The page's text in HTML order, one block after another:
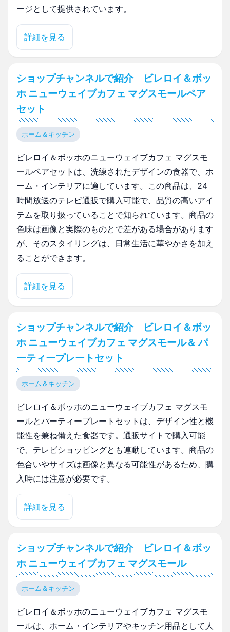
ージとして提供されています。
詳細を見る
ショップチャンネルで紹介 ビレロイ＆ボッ
ホ ニューウェイブカフェ マグスモールペア
セット
ホーム＆キッチン
ビレロイ＆ボッホのニューウェイブカフェ マグスモ
ールペアセットは、洗練されたデザインの食器で、ホ
ーム・インテリアに適しています。この商品は、24
時間放送のテレビ通販で購入可能で、品質の高いアイ
テムを取り扱っていることで知られています。商品の
色味は画像と実際のものとで差がある場合があります
が、そのスタイリングは、日常生活に華やかさを加え
ることができます。
詳細を見る
ショップチャンネルで紹介 ビレロイ＆ボッ
ホ ニューウェイブカフェ マグスモール＆ パ
ーティープレートセット
ホーム＆キッチン
ビレロイ＆ボッホのニューウェイブカフェ マグスモ
ールとパーティープレートセットは、デザイン性と機
能性を兼ね備えた食器です。通販サイトで購入可能
で、テレビショッピングとも連動しています。商品の
色合いやサイズは画像と異なる可能性があるため、購
入時には注意が必要です。
詳細を見る
ショップチャンネルで紹介 ビレロイ＆ボッ
ホ ニューウェイブカフェ マグスモール
ホーム＆キッチン
ビレロイ＆ボッホのニューウェイブカフェ マグスモ
ールは、ホーム・インテリアやキッチン用品として人